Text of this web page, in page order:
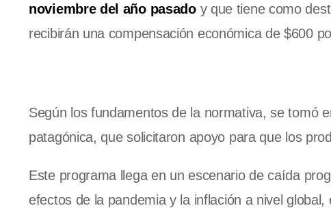
noviembre del año pasado y que tiene como
recibirán una compensación económica de $600
Según los fundamentos de la normativa, se tomó
patagónica, que solicitaron apoyo para que los
Este programa llega en un escenario de caída
efectos de la pandemia y la inflación a nivel